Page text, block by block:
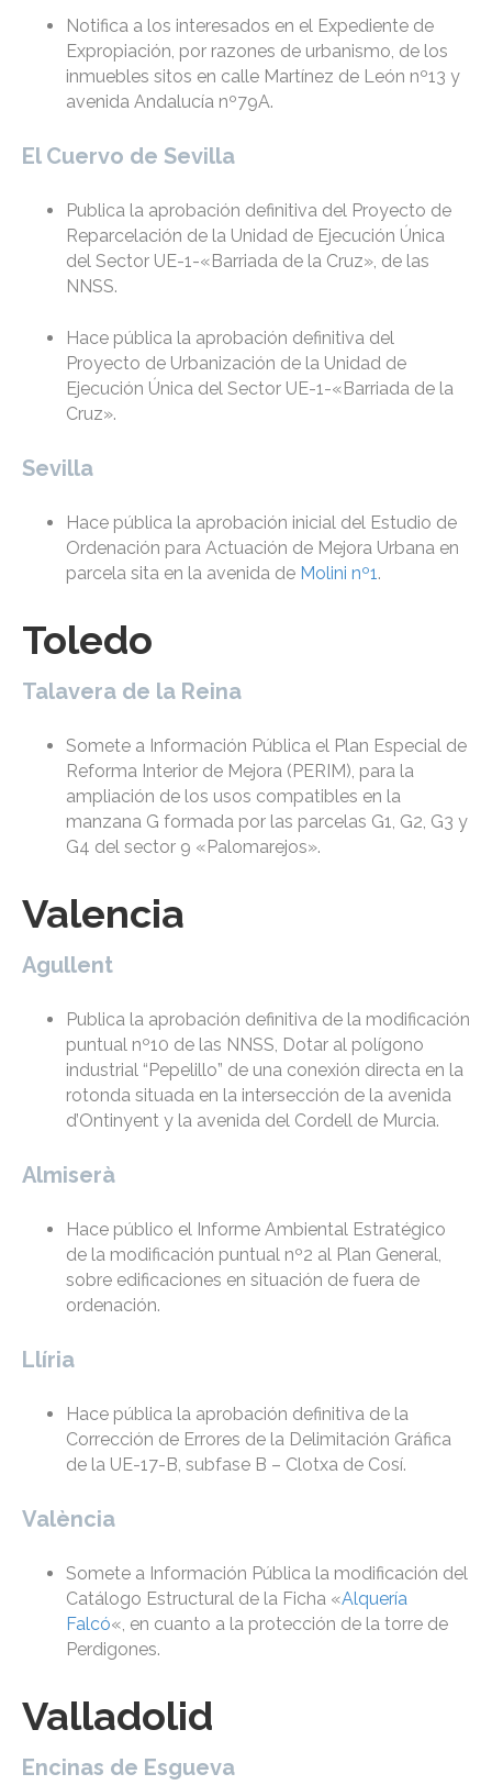
Notifica a los interesados en el Expediente de
Expropiación, por razones de urbanismo, de los
inmuebles sitos en calle Martínez de León nº13 y
avenida Andalucía nº79A.
El Cuervo de Sevilla
Publica la aprobación definitiva del Proyecto de
Reparcelación de la Unidad de Ejecución Única
del Sector UE-1-«Barriada de la Cruz», de las
NNSS.
Hace pública la aprobación definitiva del
Proyecto de Urbanización de la Unidad de
Ejecución Única del Sector UE-1-«Barriada de la
Cruz».
Sevilla
Hace pública la aprobación inicial del Estudio de
Ordenación para Actuación de Mejora Urbana en
parcela sita en la avenida de Molini nº1.
Toledo
Talavera de la Reina
Somete a Información Pública el Plan Especial de
Reforma Interior de Mejora (PERIM), para la
ampliación de los usos compatibles en la
manzana G formada por las parcelas G1, G2, G3 y
G4 del sector 9 «Palomarejos».
Valencia
Agullent
Publica la aprobación definitiva de la modificación
puntual nº10 de las NNSS, Dotar al polígono
industrial “Pepelillo” de una conexión directa en la
rotonda situada en la intersección de la avenida
d’Ontinyent y la avenida del Cordell de Murcia.
Almiserà
Hace público el Informe Ambiental Estratégico
de la modificación puntual nº2 al Plan General,
sobre edificaciones en situación de fuera de
ordenación.
Llíria
Hace pública la aprobación definitiva de la
Corrección de Errores de la Delimitación Gráfica
de la UE-17-B, subfase B – Clotxa de Cosí.
València
Somete a Información Pública la modificación del
Catálogo Estructural de la Ficha «Alquería
Falcó«, en cuanto a la protección de la torre de
Perdigones.
Valladolid
Encinas de Esgueva